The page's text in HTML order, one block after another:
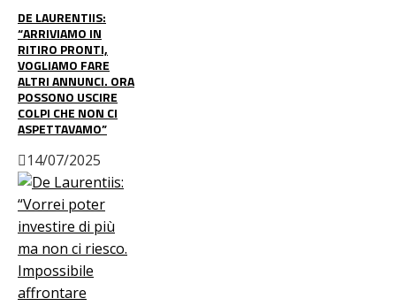
DE LAURENTIIS:
“ARRIVIAMO IN
RITIRO PRONTI,
VOGLIAMO FARE
ALTRI ANNUNCI. ORA
POSSONO USCIRE
COLPI CHE NON CI
ASPETTAVAMO”
14/07/2025